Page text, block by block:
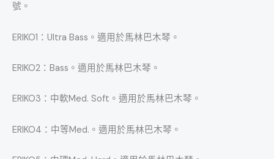
號。
ERIKO1：Ultra Bass。適用於馬林巴木琴。
ERIKO2：Bass。適用於馬林巴木琴。
ERIKO3：中軟Med. Soft。適用於馬林巴木琴。
ERIKO4：中等Med.。適用於馬林巴木琴。